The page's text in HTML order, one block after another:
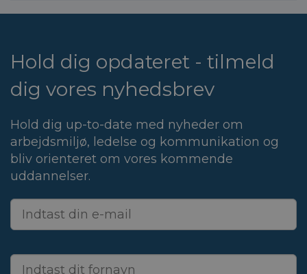
Hold dig opdateret - tilmeld
dig vores nyhedsbrev
Hold dig up-to-date med nyheder om
arbejdsmiljø, ledelse og kommunikation og
bliv orienteret om vores kommende
uddannelser.